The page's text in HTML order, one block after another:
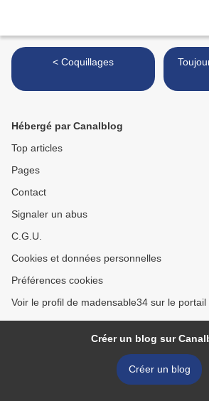
< Coquillages
Hébergé par Canalblog
Top articles
Pages
Contact
Signaler un abus
C.G.U.
Cookies et données personnelles
Préférences cookies
Voir le profil de madensable34 sur le portail
Créer un blog sur
Créer un blog